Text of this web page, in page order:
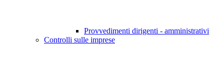
Provvedimenti dirigenti - amministrativi
Controlli sulle imprese